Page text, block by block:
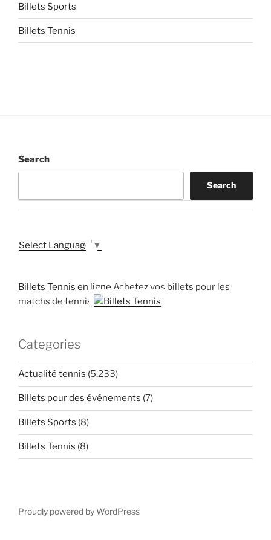
Billets Sports
Billets Tennis
Search
Search
Select Language ▼
Billets Tennis en ligne Achetez vos billets pour les
matchs de tennis
Categories
Actualité tennis (5,233)
Billets pour des événements (7)
Billets Sports (8)
Billets Tennis (8)
Proudly powered by WordPress